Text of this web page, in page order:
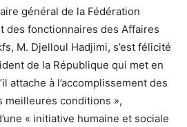
général de la Fédération
des fonctionnaires des Affaires
M. Djelloul Hadjimi, s’est félicité
de la République qui met en
attache à l’accomplissement des
meilleures conditions »,
« initiative humaine et sociale